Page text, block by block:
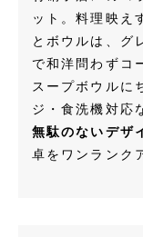
ット。料理映え
とボウルは、グ
で和洋問わずコ
スープボウルに
ジ・食洗機対応
無駄のないデザ
卓をワンランク